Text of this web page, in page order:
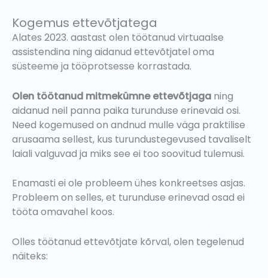
Kogemus ettevõtjatega
Alates 2023. aastast olen töötanud virtuaalse
assistendina ning aidanud ettevõtjatel oma
süsteeme ja tööprotsesse korrastada.
Olen töötanud mitmekümne ettevõtjaga ning
aidanud neil panna paika turunduse erinevaid osi.
Need kogemused on andnud mulle väga praktilise
arusaama sellest, kus turundustegevused tavaliselt
laiali valguvad ja miks see ei too soovitud tulemusi.
Enamasti ei ole probleem ühes konkreetses asjas.
Probleem on selles, et turunduse erinevad osad ei
tööta omavahel koos.
Olles töötanud ettevõtjate kõrval, olen tegelenud
näiteks: